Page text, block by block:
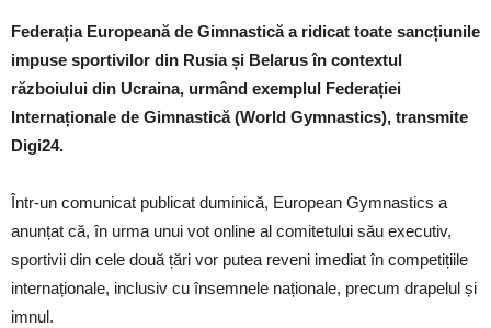
Federația Europeană de Gimnastică a ridicat toate sancțiunile
impuse sportivilor din Rusia și Belarus în contextul
războiului din Ucraina, urmând exemplul Federației
Internaționale de Gimnastică (World Gymnastics), transmite
Digi24.
Într-un comunicat publicat duminică, European Gymnastics a
anunțat că, în urma unui vot online al comitetului său executiv,
sportivii din cele două țări vor putea reveni imediat în competițiile
internaționale, inclusiv cu însemnele naționale, precum drapelul și
imnul.